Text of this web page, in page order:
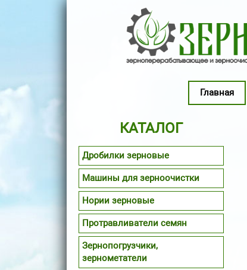
Перейти к основному содержанию
Главная
КАТАЛОГ
Дробилки зерновые
Машины для зерноочистки
Нории зерновые
Протравливатели семян
Зернопогрузчики,
зернометатели